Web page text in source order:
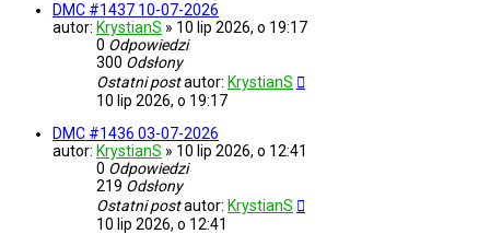
DMC #1437 10-07-2026
autor: KrystianS » 10 lip 2026, o 19:17
0 Odpowiedzi
300 Odsłony
Ostatni postautor: KrystianS
10 lip 2026, o 19:17
DMC #1436 03-07-2026
autor: KrystianS » 10 lip 2026, o 12:41
0 Odpowiedzi
219 Odsłony
Ostatni postautor: KrystianS
10 lip 2026, o 12:41